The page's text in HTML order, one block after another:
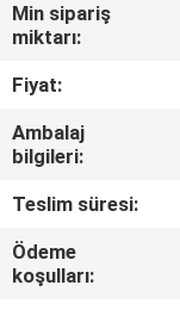
KALITE
KONTROL
BIZE
ULAŞIN
HABERLER
Min sipariş
miktarı:
Fiyat:
Ambalaj
bilgileri:
Teslim süresi:
Ödeme
koşulları: